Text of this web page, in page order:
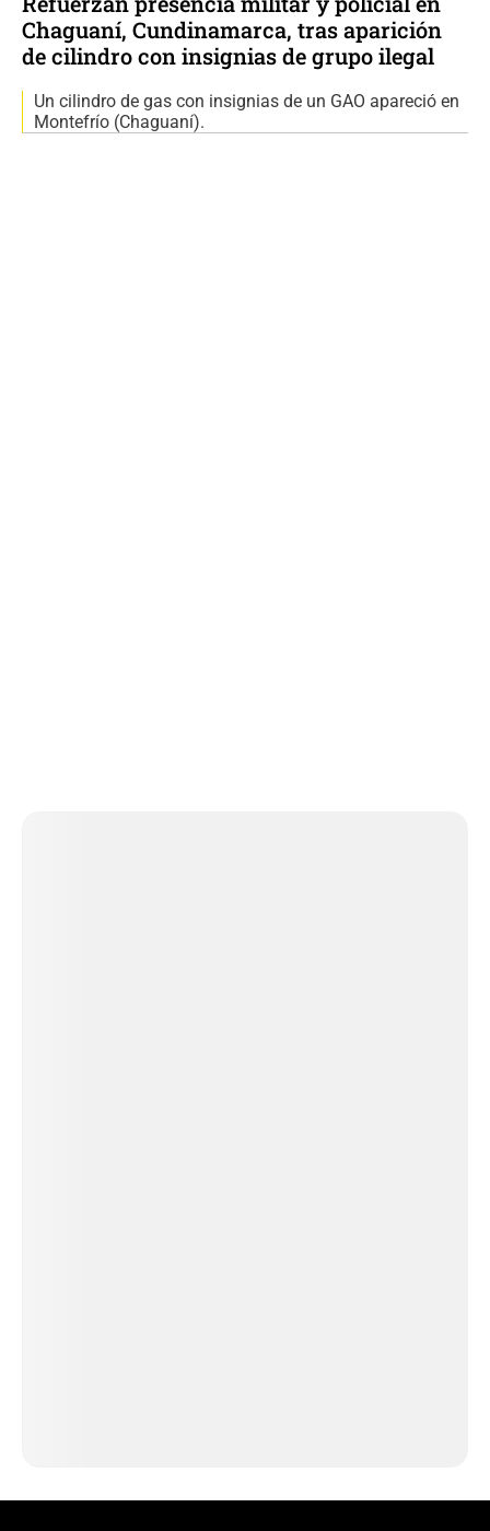
Chaguaní, Cundinamarca, tras aparición
de cilindro con insignias de grupo ilegal
Un cilindro de gas con insignias de un GAO apareció en
Montefrío (Chaguaní).